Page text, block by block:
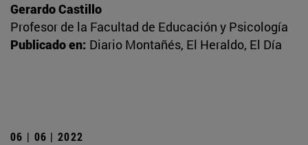
Gerardo Castillo
Profesor de la Facultad de Educación y Psicología
Publicado en: Diario Montañés, El Heraldo, El Día
06 | 06 | 2022